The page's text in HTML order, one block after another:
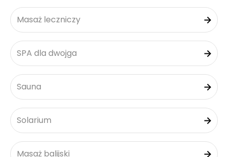
Masaż leczniczy
SPA dla dwojga
Sauna
Solarium
Masaż balijski